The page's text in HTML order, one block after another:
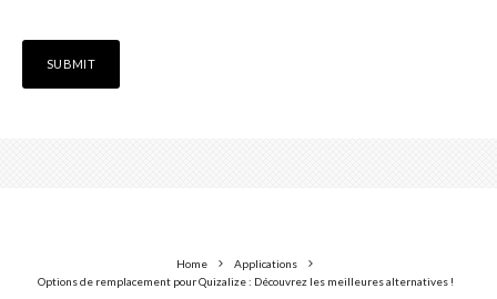
Home
Applications
Options de remplacement pour Quizalize : Découvrez les meilleures alternatives !